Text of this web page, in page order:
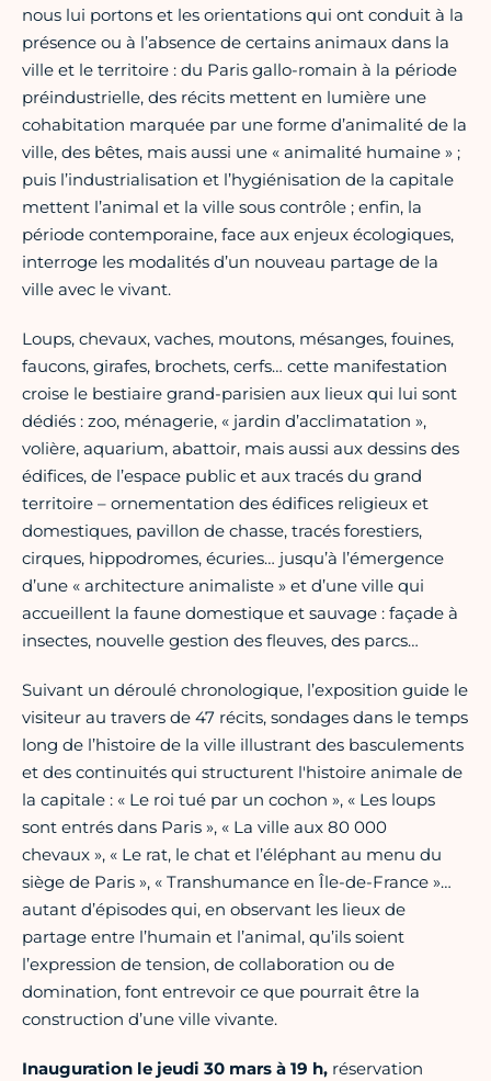
nous lui portons et les orientations qui ont conduit à la
présence ou à l’absence de certains animaux dans la
ville et le territoire : du Paris gallo-romain à la période
préindustrielle, des récits mettent en lumière une
cohabitation marquée par une forme d’animalité de la
ville, des bêtes, mais aussi une « animalité humaine » ;
puis l’industrialisation et l’hygiénisation de la capitale
mettent l’animal et la ville sous contrôle ; enfin, la
période contemporaine, face aux enjeux écologiques,
interroge les modalités d’un nouveau partage de la
ville avec le vivant.
Loups, chevaux, vaches, moutons, mésanges, fouines,
faucons, girafes, brochets, cerfs… cette manifestation
croise le bestiaire grand-parisien aux lieux qui lui sont
dédiés : zoo, ménagerie, « jardin d’acclimatation »,
volière, aquarium, abattoir, mais aussi aux dessins des
édifices, de l’espace public et aux tracés du grand
territoire – ornementation des édifices religieux et
domestiques, pavillon de chasse, tracés forestiers,
cirques, hippodromes, écuries… jusqu’à l’émergence
d’une « architecture animaliste » et d’une ville qui
accueillent la faune domestique et sauvage : façade à
insectes, nouvelle gestion des fleuves, des parcs…
Suivant un déroulé chronologique, l’exposition guide le
visiteur au travers de 47 récits, sondages dans le temps
long de l’histoire de la ville illustrant des basculements
et des continuités qui structurent l'histoire animale de
la capitale : « Le roi tué par un cochon », « Les loups
sont entrés dans Paris », « La ville aux 80 000
chevaux », « Le rat, le chat et l’éléphant au menu du
siège de Paris », « Transhumance en Île-de-France »…
autant d’épisodes qui, en observant les lieux de
partage entre l’humain et l’animal, qu’ils soient
l’expression de tension, de collaboration ou de
domination, font entrevoir ce que pourrait être la
construction d’une ville vivante.
Inauguration le jeudi 30 mars à 19 h, réservation